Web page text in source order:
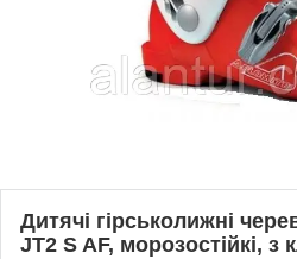
Дитячі гірськолижні
JT2 S AF, морозостійкі, з